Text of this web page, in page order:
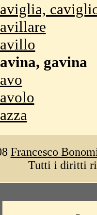
gavina
Francesco
Tutti i diritti